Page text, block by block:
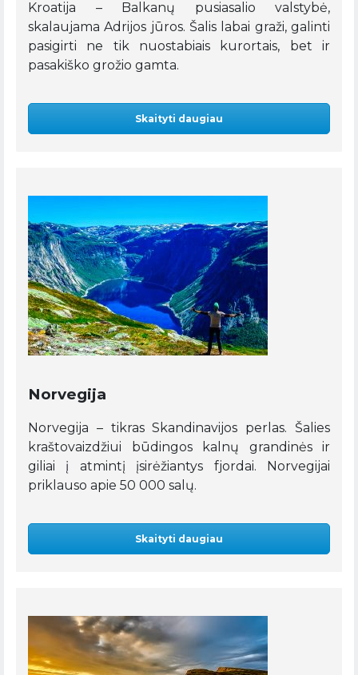
Kroatija – Balkanų pusiasalio valstybė,
skalaujama Adrijos jūros. Šalis labai graži, galinti
pasigirti ne tik nuostabiais kurortais, bet ir
pasakiško grožio gamta.
Skaityti daugiau
Norvegija
Norvegija – tikras Skandinavijos perlas. Šalies
kraštovaizdžiui būdingos kalnų grandinės ir
giliai į atmintį įsirėžiantys fjordai. Norvegijai
priklauso apie 50 000 salų.
Skaityti daugiau